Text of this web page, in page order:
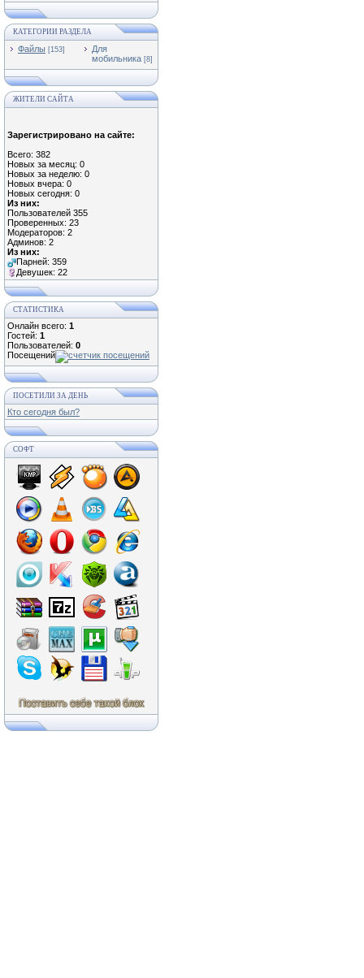
КАТЕГОРИИ РАЗДЕЛА
Файлы [153]
Для
мобильника [8]
ЖИТЕЛИ САЙТА
Зарегистрировано на сайте:
Всего: 382
Новых за месяц: 0
Новых за неделю: 0
Новых вчера: 0
Новых сегодня: 0
Из них:
Пользователей 355
Проверенных: 23
Модераторов: 2
Админов: 2
Из них:
Парней: 359
Девушек: 22
СТАТИСТИКА
Онлайн всего: 1
Гостей: 1
Пользователей: 0
Посещений
ПОСЕТИЛИ ЗА ДЕНЬ
Кто сегодня был?
СОФТ